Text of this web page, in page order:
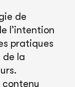
de
l’intention
pratiques
de la